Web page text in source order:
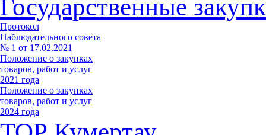
Государственные
Протокол
Наблюдательного совета
№ 1 от 17.02.2021
Положение о закупках
товаров, работ и услуг
2021 года
Положение о закупках
товаров, работ и услуг
2024 года